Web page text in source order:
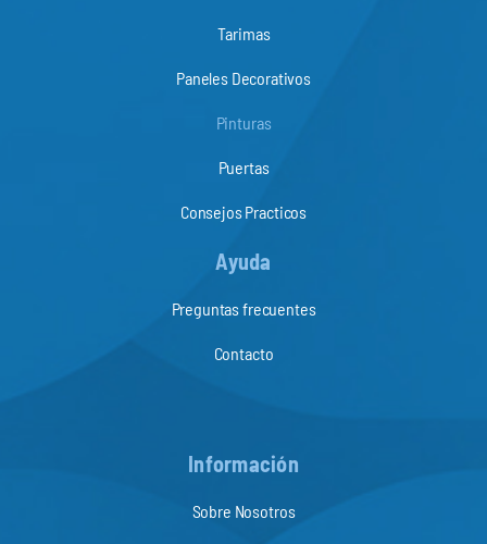
Tarimas
Paneles Decorativos
Pinturas
Puertas
Consejos Practicos
Ayuda
Preguntas frecuentes
Contacto
Información
Sobre Nosotros